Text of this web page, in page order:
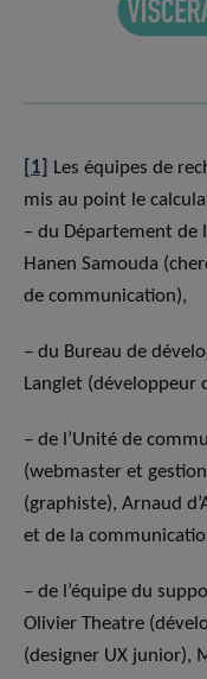
[1]
Les équipes de
mis au point le
– du Département de
Hanen Samouda
de communication),
– du Bureau de
Langlet (développeur
– de l’Unité de
(webmaster et
(graphiste), Arnaud
et de la
– de l’équipe du
Olivier Theatre
(designer UX junior),